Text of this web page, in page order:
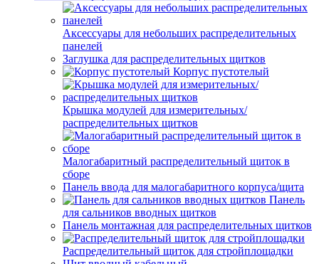
Аксессуары для небольших распределительных
панелей
Заглушка для распределительных щитков
Корпус пустотелый
Крышка модулей для измерительных/
распределительных щитков
Малогабаритный распределительный щиток в
сборе
Панель ввода для малогабаритного корпуса/щита
Панель
для сальников вводных щитков
Панель монтажная для распределительных щитков
Распределительный щиток для стройплощадки